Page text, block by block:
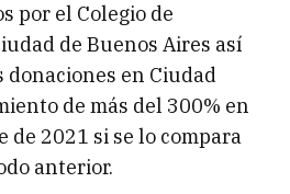
por el Colegio de
de Buenos Aires así
en Ciudad
de más del 300% en
2021 si se lo compara
anterior.